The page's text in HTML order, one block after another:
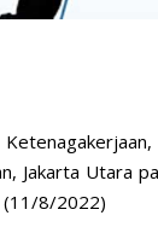
Jakarta Utara
(11/8/2022)